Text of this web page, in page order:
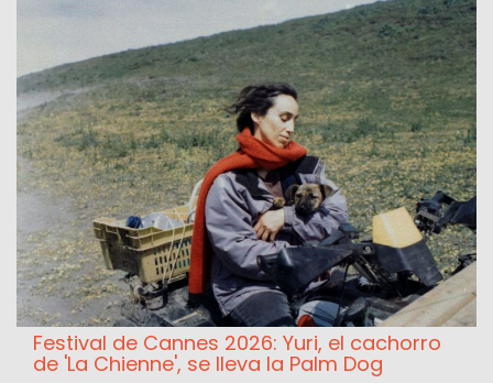
Festival de Cannes 2026: Yuri, el cachorro
de 'La Chienne', se lleva la Palm Dog